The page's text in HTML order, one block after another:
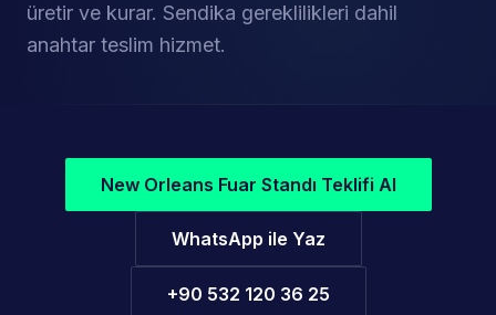
üretir ve kurar. Sendika gereklilikleri dahil
anahtar teslim hizmet.
New Orleans Fuar Standı Teklifi Al
WhatsApp ile Yaz
+90 532 120 36 25